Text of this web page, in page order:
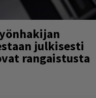
julkisesti
rangaistusta